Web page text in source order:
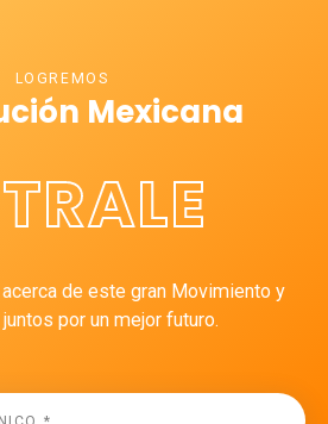
LOGREMOS
Mexicana
de este gran Movimiento y
por un mejor futuro.